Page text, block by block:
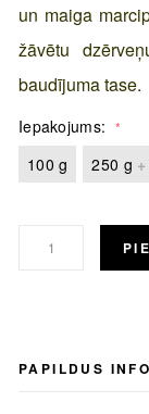
gallery
un maiga
žāvētu
baudījuma tase.
Iepakojums
100 g
250 g +
PAPILDUS